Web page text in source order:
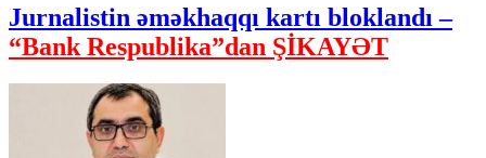
Jurnalistin əməkhaqqı kartı bloklandı –
“Bank Respublika”dan ŞİKAYƏT